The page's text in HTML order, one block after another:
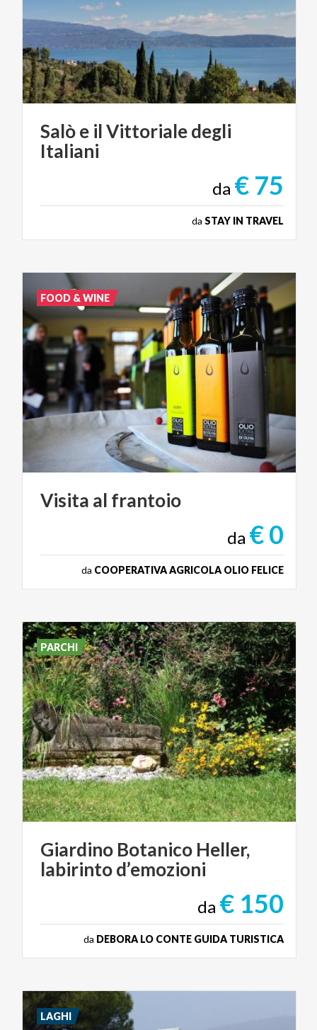
Salòe ilVittorialedegli
Italiani
da € 75
da STAY IN TRAVEL
Visita al frantoio
da € 0
da COOPERATIVA AGRICOLA OLIO FELICE
FOOD & WINE
Giardino Botanico Heller,
labirintod’emozioni
da € 150
da DEBORA LO CONTE GUIDA TURISTICA
PARCHI
LAGHI